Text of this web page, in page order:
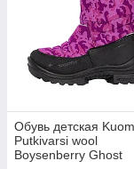
Обувь детская
Putkivarsi wool
Boysenberry Ghost